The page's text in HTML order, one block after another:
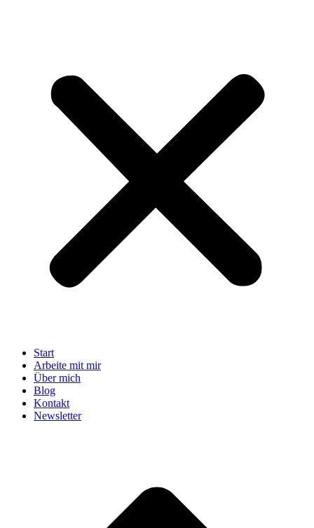
Start
Arbeite mit mir
Über mich
Blog
Kontakt
Newsletter